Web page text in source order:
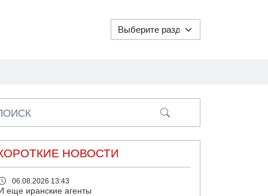
НОВОСТИ
06.08.2026 13:43
И еще иранские агенты